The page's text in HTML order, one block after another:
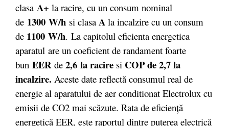
clasa A+ la racire, cu un consum nominal
de 1300 W/h si clasa A la incalzire cu un consum
de 1100 W/h. La capitolul eficienta energetica
aparatul are un coeficient de randament foarte
bun EER de 2,6 la racire si COP de 2,7 la
incalzire. Aceste date reflectă consumul real de
energie al aparatului de aer conditionat Electrolux cu
emisii de CO2 mai scăzute. Rata de eficienţă
energetică EER, este raportul dintre puterea electrică